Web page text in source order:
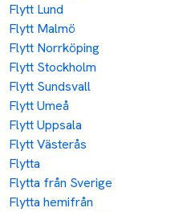
Flytt Lund
Flytt Malmö
Flytt Norrköping
Flytt Stockholm
Flytt Sundsvall
Flytt Umeå
Flytt Uppsala
Flytt Västerås
Flytta
Flytta från Sverige
Flytta hemifrån